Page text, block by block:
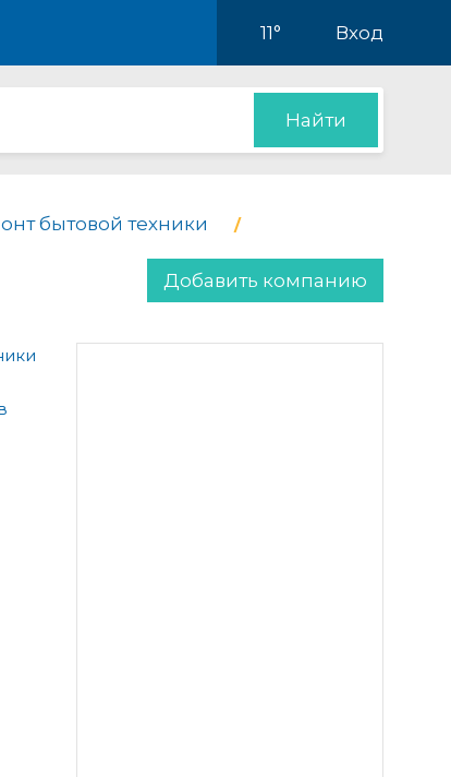
11° Вход
Найти
бытовой техники
Добавить компанию